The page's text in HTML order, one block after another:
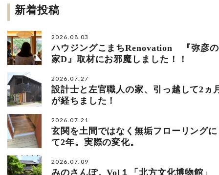
新着投稿
2026.08.03
ハウジングこまちRenovation 『弥彦の
家D』取材にお邪魔しました！！
2026.07.27
設計士と左官職人の家、引っ越して2ヵ
が経ちました！
2026.07.21
玄関を土間ではなく無垢フローリング
て2年。実際の変化。
2026.07.09
みのさんぽ。Vol１「北方文化博物館」